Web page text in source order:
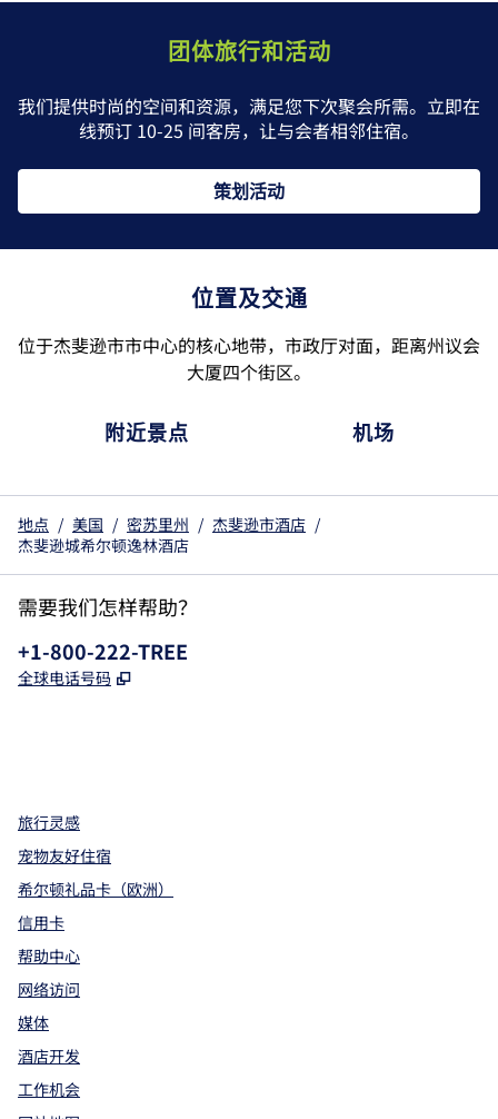
团体旅行和活动
我们提供时尚的空间和资源，满足您下次聚会所需。立即在
线预订 10-25 间客房，让与会者相邻住宿。
策划活动
位置及交通
位于杰斐逊市市中心的核心地带，市政厅对面，距离州议会
大厦四个街区。
附近景点 机场
地点 / 美国 / 密苏里州 / 杰斐逊市酒店 /
杰斐逊城希尔顿逸林酒店
需要我们怎样帮助？
电话:
+1-800-222-TREE
全球电话号码 ,
旅行灵感
宠物友好住宿
希尔顿礼品卡（欧洲）
信用卡
帮助中心
网络访问
媒体
酒店开发
工作机会